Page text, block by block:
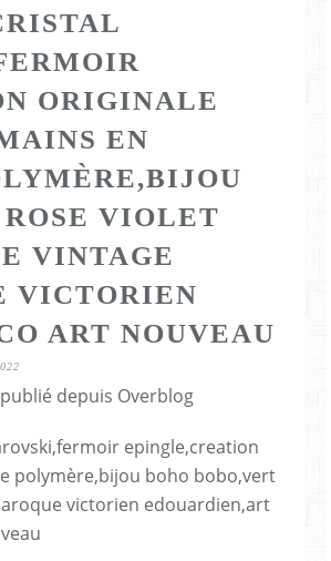
ORIGINALE
EN
VIOLET
VINTAGE
VICTORIEN
ART NOUVEAU
depuis Overblog